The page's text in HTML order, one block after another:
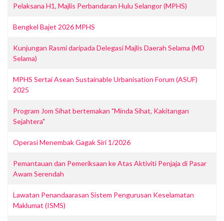
Pelaksana H1, Majlis Perbandaran Hulu Selangor (MPHS)
Bengkel Bajet 2026 MPHS
Kunjungan Rasmi daripada Delegasi Majlis Daerah Selama (MD
Selama)
MPHS Sertai Asean Sustainable Urbanisation Forum (ASUF)
2025
Program Jom Sihat bertemakan "Minda Sihat, Kakitangan
Sejahtera"
Operasi Menembak Gagak Siri 1/2026
Pemantauan dan Pemeriksaan ke Atas Aktiviti Penjaja di Pasar
Awam Serendah
Lawatan Penandaarasan Sistem Pengurusan Keselamatan
Maklumat (ISMS)